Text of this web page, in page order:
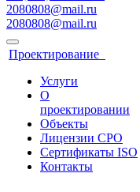
2080808@mail.ru
2080808@mail.ru
Проектирование
Услуги
О
проектировании
Объекты
Лицензии СРО
Сертификаты ISO
Контакты